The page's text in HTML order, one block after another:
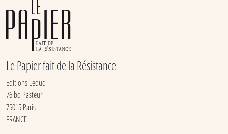
Le Papier fait de la Résistance
Editions Leduc
76 bd Pasteur
75015 Paris
FRANCE